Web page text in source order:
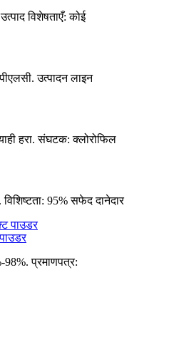
विशेषताएँ: कोई
उत्पादन लाइन
हरा. संघटक: क्लोरोफिल
95% सफेद दानेदार
98%. प्रमाणपत्र: